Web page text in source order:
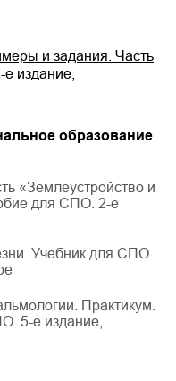
и задания. Часть
издание,
образование
«Землеустройство и
для СПО. 2-е
Учебник для СПО.
Практикум.
5-е издание,